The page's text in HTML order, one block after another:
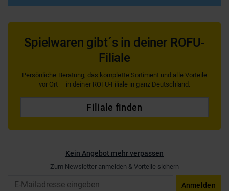
Spielwaren gibt´s in deiner ROFU-
Filiale
Persönliche Beratung, das komplette Sortiment und alle Vorteile
vor Ort — in deiner ROFU-Filiale in ganz Deutschland.
Filiale finden
Kein Angebot mehr verpassen
Zum Newsletter anmelden & Vorteile sichern
Anmelden